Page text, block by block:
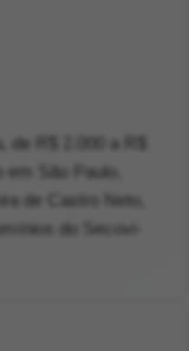
R$ 2.000 a R$
São Paulo,
de Castro Neto,
do Secovi-